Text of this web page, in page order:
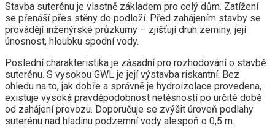
Stavba suterénu je vlastně základem pro celý dům. Zatížení
se přenáší přes stěny do podloží. Před zahájením stavby se
provádějí inženýrské průzkumy – zjišťují druh zeminy, její
únosnost, hloubku spodní vody.
Poslední charakteristika je zásadní pro rozhodování o stavbě
suterénu. S vysokou GWL je její výstavba riskantní. Bez
ohledu na to, jak dobře a správně je hydroizolace provedena,
existuje vysoká pravděpodobnost netěsností po určité době
od zahájení provozu. Doporučuje se zvýšit úroveň podlahy
suterénu nad hladinu podzemní vody alespoň o 0,5 m.